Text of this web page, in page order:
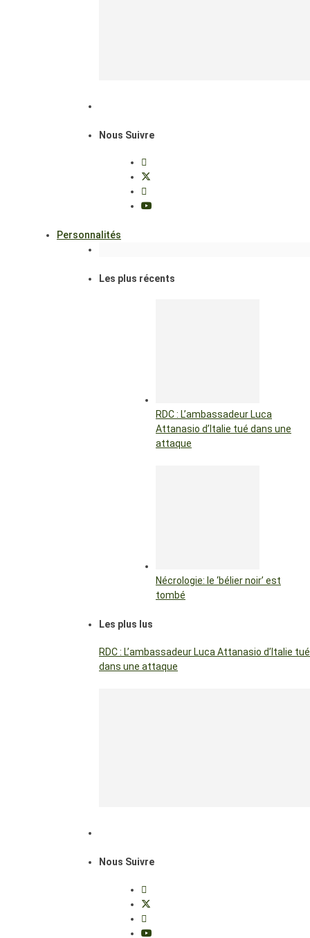
Nous Suivre
Personnalités
Les plus récents
RDC : L’ambassadeur Luca
Attanasio d’Italie tué dans une
attaque
Nécrologie: le ‘bélier noir’ est
tombé
Les plus lus
RDC : L’ambassadeur Luca Attanasio d’Italie tué
dans une attaque
Nous Suivre